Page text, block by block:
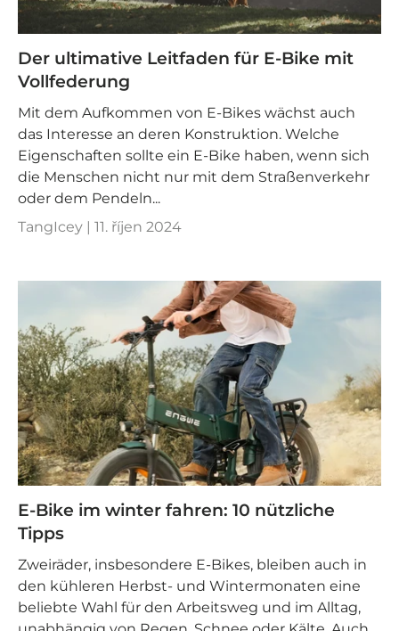
Der ultimative Leitfaden für E-Bike mit
Vollfederung
Mit dem Aufkommen von E-Bikes wächst auch
das Interesse an deren Konstruktion. Welche
Eigenschaften sollte ein E-Bike haben, wenn sich
die Menschen nicht nur mit dem Straßenverkehr
oder dem Pendeln...
TangIcey | 11. říjen 2024
E-Bike im winter fahren: 10 nützliche
Tipps
Zweiräder, insbesondere E-Bikes, bleiben auch in
den kühleren Herbst- und Wintermonaten eine
beliebte Wahl für den Arbeitsweg und im Alltag,